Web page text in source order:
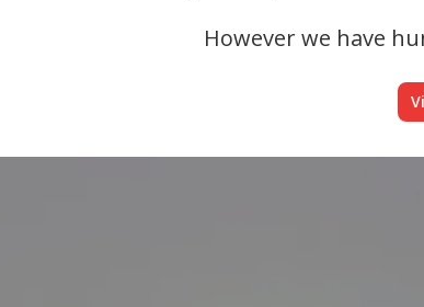
However we have